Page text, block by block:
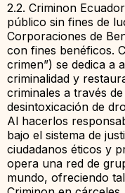
2.2. Criminon
público sin fines de
Corporaciones de
con fines benéficos.
crimen”) se dedica a
criminalidad y
criminales a través
desintoxicación de
Al hacerlos
bajo el sistema de
ciudadanos éticos y
opera una red de
mundo, ofreciendo